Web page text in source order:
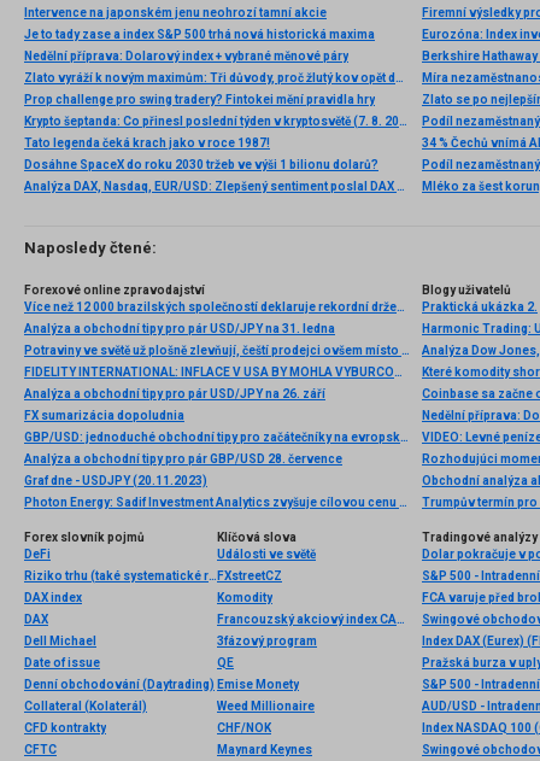
Intervence na japonském jenu neohrozí tamní akcie
Je to tady zase a index S&P 500 trhá nová historická maxima
Nedělní příprava: Dolarový index + vybrané měnové páry
Zlato vyráží k novým maximům: Tři důvody, proč žlutý kov opět dominuje
Prop challenge pro swing tradery? Fintokei mění pravidla hry
Krypto šeptanda: Co přinesl poslední týden v kryptosvětě (7. 8. 2026)
Tato legenda čeká krach jako v roce 1987!
Dosáhne SpaceX do roku 2030 tržeb ve výši 1 bilionu dolarů?
Analýza DAX, Nasdaq, EUR/USD: Zlepšený sentiment poslal DAX na nová maxima
Podíl
Podíl
Naposledy čtené:
Forexové online zpravodajství
Více než 12 000 brazilských společností deklaruje rekordní držení kryptoměn
Analýza a obchodní tipy pro pár USD/JPY na 31. ledna
Potraviny ve světě už plošně zlevňují, čeští prodejci ovšem místo toho své ceny často dále šponují. Češi by si měli dát při nákupu v obchodě pozor a nekupovat potraviny za jakoukoli cenu
FIDELITY INTERNATIONAL: INFLACE V USA BY MOHLA VYBURCOVAT TRHY Z JEJICH STRNULOSTI
Analýza a obchodní tipy pro pár USD/JPY na 26. září
FX sumarizácia dopoludnia
GBP/USD: jednoduché obchodní tipy pro začátečníky na evropskou seanci 5. srpna
Analýza a obchodní tipy pro pár GBP/USD 28. července
Graf dne - USDJPY (20.11.2023)
Photon Energy: Sadif Investment Analytics zvyšuje cílovou cenu na a doporučení
Blogy uživatelů
Praktická ukázka 2.
Harmonic Trading:
Které komodity
Nedělní příprava:
VIDEO: Levné
Trumpův termín
Forex slovník pojmů
DeFi
Riziko trhu (také systematické riziko)
DAX index
DAX
Dell Michael
Date of issue
Denní obchodování (Daytrading)
Collateral (Kolaterál)
CFD kontrakty
CFTC
Klíčová slova
Události ve světě
FXstreetCZ
Komodity
Francouzský akciový index CAC 40
3fázový program
QE
Emise Monety
Weed Millionaire
CHF/NOK
Maynard Keynes
Tradingové analýzy
Dolar pokračuje v
S&P 500 -
FCA varuje před
Swingové
Index DAX (Eurex)
S&P 500 -
AUD/USD -
Index NASDAQ
Swingové